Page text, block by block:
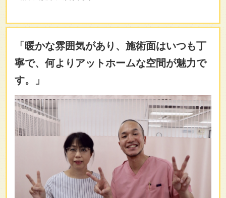
「暖かな雰囲気があり、施術面はいつも丁
寧で、何よりアットホームな空間が魅力で
す。」